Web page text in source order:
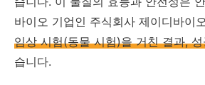
바이오 기업인 주식회사 제이디바이
임상 시험(동물 시험)을 거친 결과,
습니다.